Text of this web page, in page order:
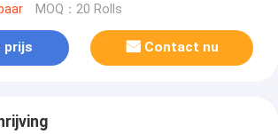
MOQ：20 Rolls
prijs Contact nu